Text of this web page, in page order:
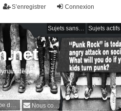
Connexion
S’enregistrer
Sujets sans réponse Sujets actifs
L’équipe du forum Nous contacter
!